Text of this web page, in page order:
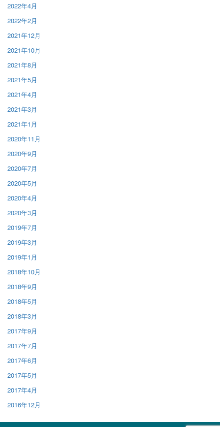
2022年4月
2022年2月
2021年12月
2021年10月
2021年8月
2021年5月
2021年4月
2021年3月
2021年1月
2020年11月
2020年9月
2020年7月
2020年5月
2020年4月
2020年3月
2019年7月
2019年3月
2019年1月
2018年10月
2018年9月
2018年5月
2018年3月
2017年9月
2017年7月
2017年6月
2017年5月
2017年4月
2016年12月